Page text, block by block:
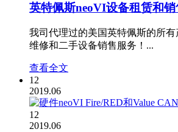
英特佩斯neoVI设备租赁和销
我司代理过的美国英特佩斯的所有
维修和二手设备销售服务！...
查看全文
12
2019.06
12
2019.06